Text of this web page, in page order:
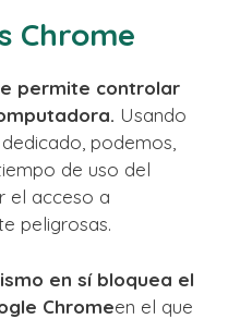
Chrome
permite controlar
Usando
podemos,
de uso del
el acceso a
peligrosas.
en sí bloquea el
Chromeen el que